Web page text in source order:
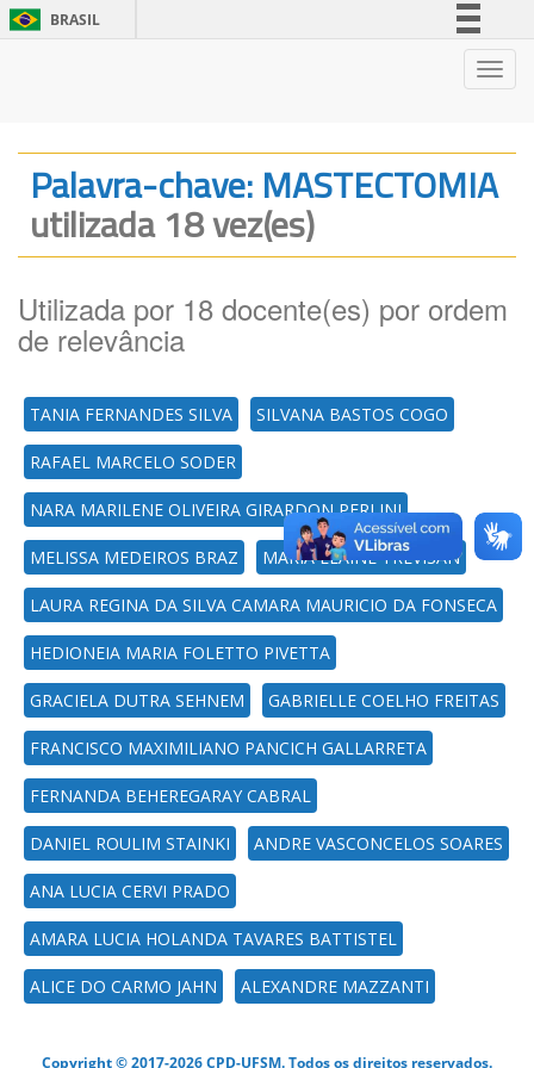
BRASIL
Legislação
Palavra-chave: MASTECTOMIA
utilizada 18 vez(es)
Utilizada por 18 docente(es) por ordem
de relevância
TANIA FERNANDES SILVA SILVANA BASTOS COGO
RAFAEL MARCELO SODER
NARA MARILENE OLIVEIRA GIRARDON PERLINI
MELISSA MEDEIROS BRAZ MARIA ELAINE TREVISAN
LAURA REGINA DA SILVA CAMARA MAURICIO DA FONSECA
HEDIONEIA MARIA FOLETTO PIVETTA
GRACIELA DUTRA SEHNEM GABRIELLE COELHO FREITAS
FRANCISCO MAXIMILIANO PANCICH GALLARRETA
FERNANDA BEHEREGARAY CABRAL
DANIEL ROULIM STAINKI ANDRE VASCONCELOS SOARES
ANA LUCIA CERVI PRADO
AMARA LUCIA HOLANDA TAVARES BATTISTEL
ALICE DO CARMO JAHN ALEXANDRE MAZZANTI
Copyright © 2017-2026 CPD-UFSM. Todos os direitos reservados.